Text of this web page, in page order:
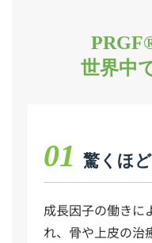
世界中
01 驚くほ
成長因子の働きに
れ、骨や上皮の治